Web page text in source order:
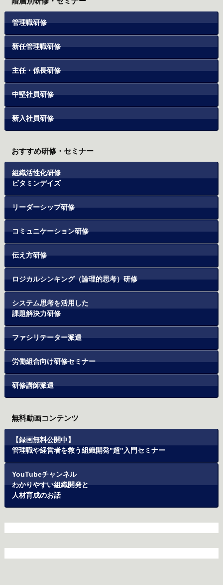
管理職研修
新任管理職研修
主任・係長研修
中堅社員研修
新入社員研修
おすすめ研修・セミナー
組織活性化研修
ビタミンデイズ
リーダーシップ研修
コミュニケーション研修
伝え方研修
ロジカルシンキング（論理的思考）研修
システム思考を活用した
課題解決力研修
ファシリテーター派遣
労働組合向け研修セミナー
研修講師派遣
無料動画コンテンツ
【録画無料公開中】
管理職や経営者を救う組織開発"超"入門セミナー
YouTubeチャンネル
わかりやすい組織開発と
人材育成のお話